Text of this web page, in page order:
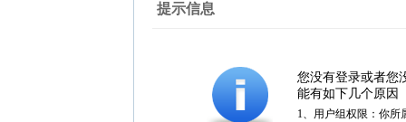
提示信息
您没有登录或者您
能有如下几个原因
1、用户组权限：你所